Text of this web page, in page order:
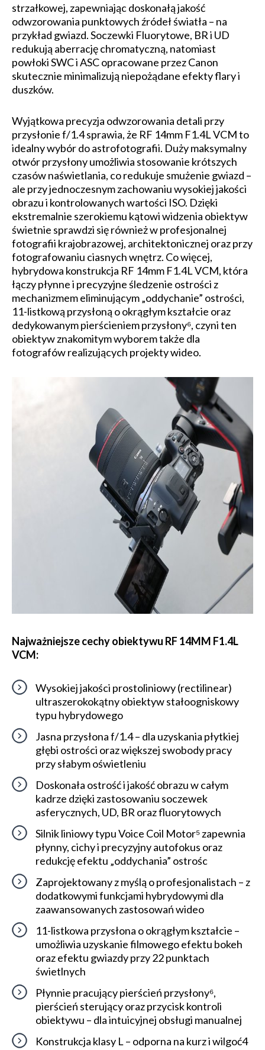
strzałkowej, zapewniając doskonałą jakość
odwzorowania punktowych źródeł światła – na
przykład gwiazd. Soczewki Fluorytowe, BR i UD
redukują aberrację chromatyczną, natomiast
powłoki SWC i ASC opracowane przez Canon
skutecznie minimalizują niepożądane efekty flary i
duszków.
Wyjątkowa precyzja odwzorowania detali przy
przysłonie f/1.4 sprawia, że RF 14mm F1.4L VCM to
idealny wybór do astrofotografii. Duży maksymalny
otwór przysłony umożliwia stosowanie krótszych
czasów naświetlania, co redukuje smużenie gwiazd –
ale przy jednoczesnym zachowaniu wysokiej jakości
obrazu i kontrolowanych wartości ISO. Dzięki
ekstremalnie szerokiemu kątowi widzenia obiektyw
świetnie sprawdzi się również w profesjonalnej
fotografii krajobrazowej, architektonicznej oraz przy
fotografowaniu ciasnych wnętrz. Co więcej,
hybrydowa konstrukcja RF 14mm F1.4L VCM, która
łączy płynne i precyzyjne śledzenie ostrości z
mechanizmem eliminującym „oddychanie” ostrości,
11-listkową przysłoną o okrągłym kształcie oraz
dedykowanym pierścieniem przysłony⁶, czyni ten
obiektyw znakomitym wyborem także dla
fotografów realizujących projekty wideo.
Najważniejsze cechy obiektywu RF 14MM F1.4L
VCM:
Wysokiej jakości prostoliniowy (rectilinear)
ultraszerokokątny obiektyw stałoogniskowy
typu hybrydowego
Jasna przysłona f/1.4 – dla uzyskania płytkiej
głębi ostrości oraz większej swobody pracy
przy słabym oświetleniu
Doskonała ostrość i jakość obrazu w całym
kadrze dzięki zastosowaniu soczewek
asferycznych, UD, BR oraz fluorytowych
Silnik liniowy typu Voice Coil Motor⁵ zapewnia
płynny, cichy i precyzyjny autofokus oraz
redukcję efektu „oddychania” ostrośc
Zaprojektowany z myślą o profesjonalistach – z
dodatkowymi funkcjami hybrydowymi dla
zaawansowanych zastosowań wideo
11-listkowa przysłona o okrągłym kształcie –
umożliwia uzyskanie filmowego efektu bokeh
oraz efektu gwiazdy przy 22 punktach
świetlnych
Płynnie pracujący pierścień przysłony⁶,
pierścień sterujący oraz przycisk kontroli
obiektywu – dla intuicyjnej obsługi manualnej
Konstrukcja klasy L – odporna na kurz i wilgoć4